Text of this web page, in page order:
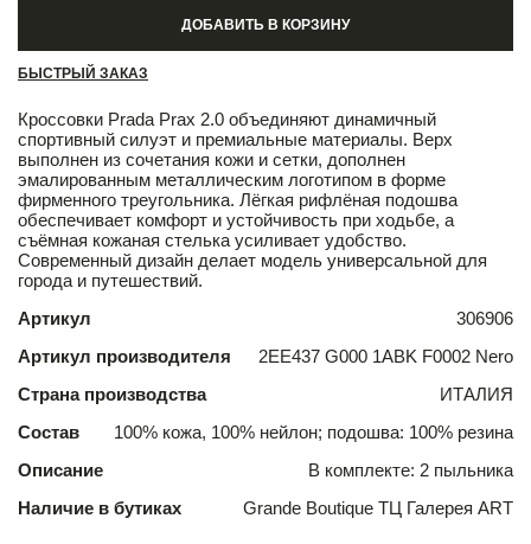
ДОБАВИТЬ В КОРЗИНУ
БЫСТРЫЙ ЗАКАЗ
Кроссовки Prada Prax 2.0 объединяют динамичный
спортивный силуэт и премиальные материалы. Верх
выполнен из сочетания кожи и сетки, дополнен
эмалированным металлическим логотипом в форме
фирменного треугольника. Лёгкая рифлёная подошва
обеспечивает комфорт и устойчивость при ходьбе, а
съёмная кожаная стелька усиливает удобство.
Современный дизайн делает модель универсальной для
города и путешествий.
Артикул
306906
Артикул производителя
2EE437 G000 1ABK F0002 Nero
Страна производства
ИТАЛИЯ
Состав
100% кожа, 100% нейлон; подошва: 100% резина
Описание
В комплекте: 2 пыльника
Наличие в бутиках
Grande Boutique ТЦ Галерея ART